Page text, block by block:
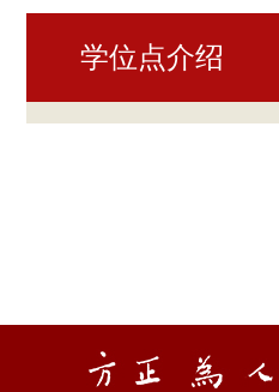
学位点介绍